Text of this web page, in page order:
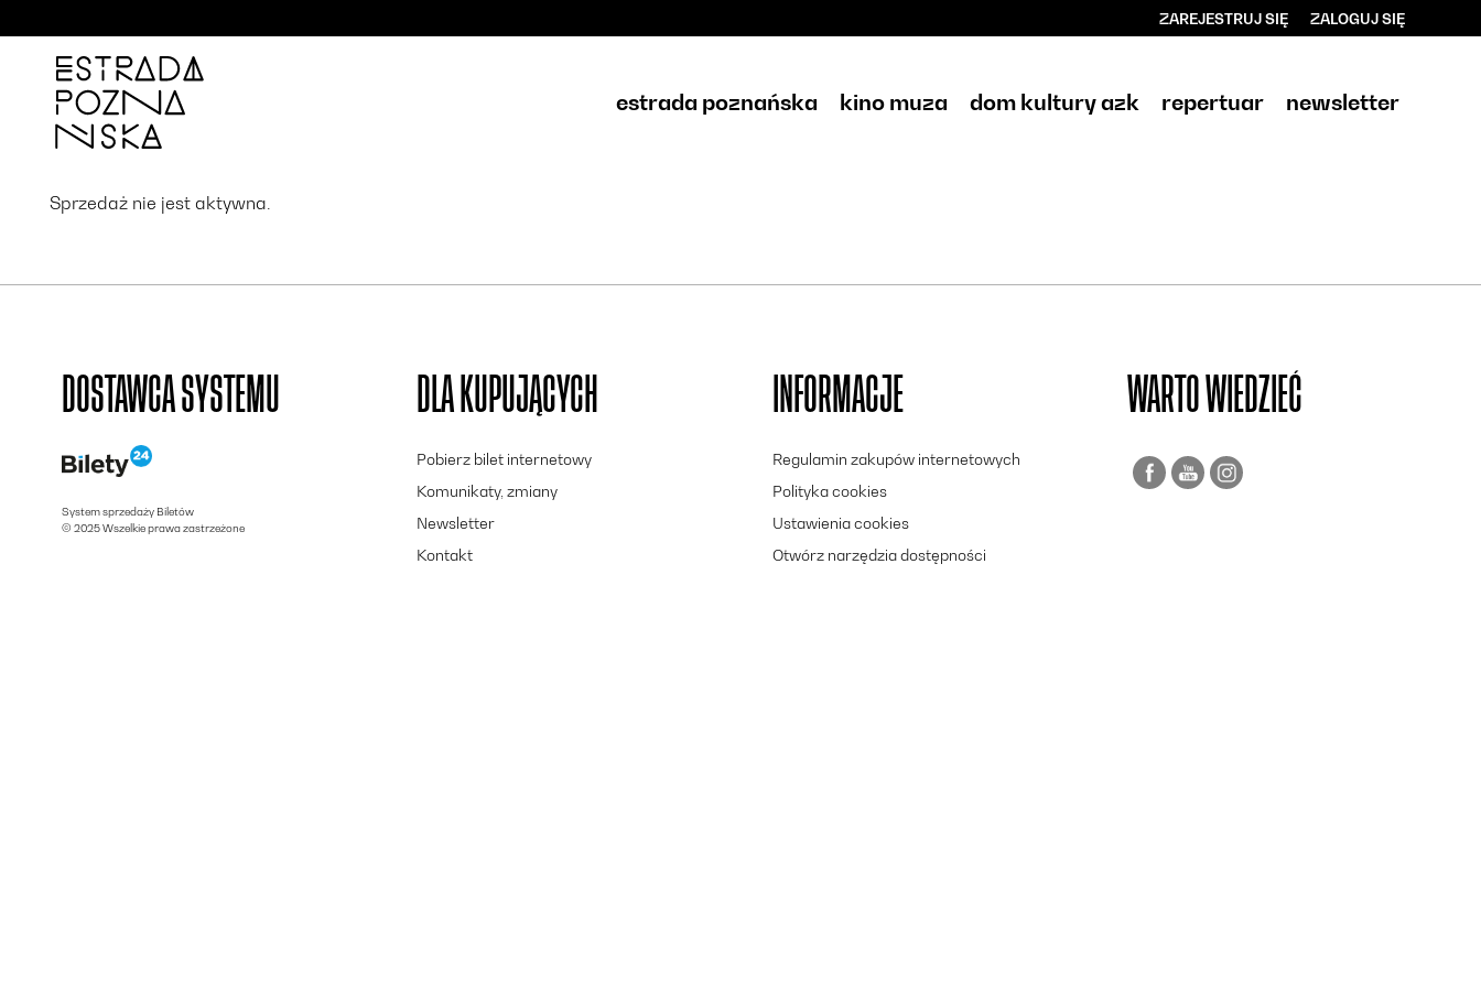
ZAREJESTRUJ SIĘ ZALOGUJ SIĘ
estrada poznańska kino muza dom kultury azk repertuar newsletter
Sprzedaż nie jest aktywna.
DOSTAWCA SYSTEMU
System sprzedaży Biletów
© 2025 Wszelkie prawa zastrzeżone
DLA KUPUJĄCYCH
Pobierz bilet internetowy
Komunikaty, zmiany
Newsletter
Kontakt
INFORMACJE
Regulamin zakupów internetowych
Polityka cookies
Ustawienia cookies
Otwórz narzędzia dostępności
WARTO WIEDZIEĆ